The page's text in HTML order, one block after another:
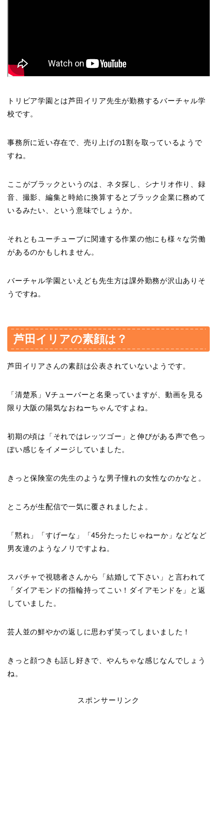
トリビア学園とは芦田イリア先生が勤務するバーチャル学
校です。
事務所に近い存在で、売り上げの1割を取っているようで
すね。
ここがブラックというのは、ネタ探し、シナリオ作り、録
音、撮影、編集と時給に換算するとブラック企業に務めて
いるみたい、という意味でしょうか。
それともユーチューブに関連する作業の他にも様々な労働
があるのかもしれません。
バーチャル学園といえども先生方は課外勤務が沢山ありそ
うですね。
芦田イリアの素顔は？
芦田イリアさんの素顔は公表されていないようです。
「清楚系」Vチューバーと名乗っていますが、動画を見る
限り大阪の陽気なおねーちゃんですよね。
初期の頃は「それではレッツゴー」と伸びがある声で色っ
ぽい感じをイメージしていました。
きっと保険室の先生のような男子憧れの女性なのかなと。
ところが生配信で一気に覆されましたよ。
「黙れ」「すげーな」「45分たったじゃねーか」などなど
男友達のようなノリですよね。
スパチャで視聴者さんから「結婚して下さい」と言われて
「ダイアモンドの指輪持ってこい！ダイアモンドを」と返
していました。
芸人並の鮮やかの返しに思わず笑ってしまいました！
きっと顔つきも話し好きで、やんちゃな感じなんでしょう
ね。
スポンサーリンク